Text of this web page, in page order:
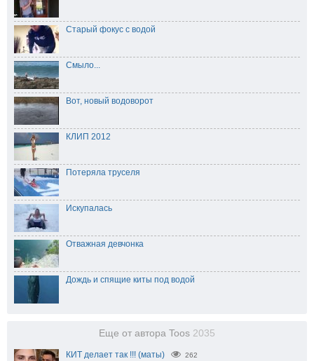
Старый фокус с водой
Смыло...
Вот, новый водоворот
КЛИП 2012
Потеряла труселя
Искупалась
Отважная девчонка
Дождь и спящие киты под водой
Еще от автора Toos 2035
КИТ делает так !!! (маты) 262